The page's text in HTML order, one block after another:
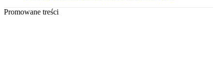
Promowane treści